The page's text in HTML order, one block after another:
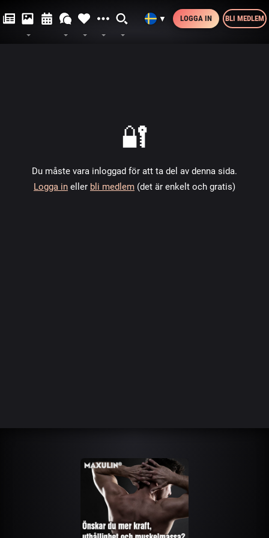
▼ LOGGA IN BLI MEDLEM
🔐
Du måste vara inloggad för att ta del av denna sida.
Logga in eller bli medlem (det är enkelt och gratis)